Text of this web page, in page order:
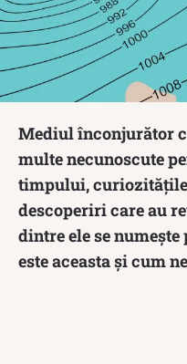
Mediul înconjurător
multe necunoscute
timpului, curiozitățile
descoperiri care au
dintre ele se
este aceasta și cum